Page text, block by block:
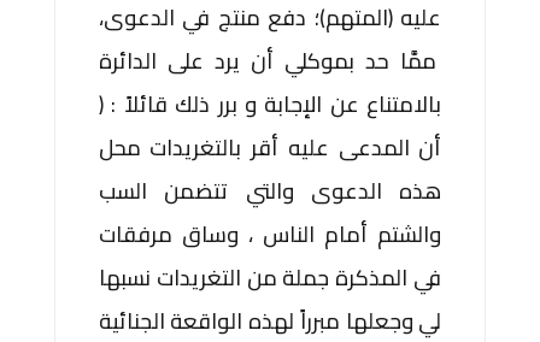
عليه (المتهم)؛ دفع منتج في الدعوى،
ممَّا حد بموكلي أن يرد على الدائرة
بالامتناع عن الإجابة و برر ذلك قائلاً : (
أن المدعى عليه أقر بالتغريدات محل
هذه الدعوى والتي تتضمن السب
والشتم أمام الناس ، وساق مرفقات
في المذكرة جملة من التغريدات نسبها
لي وجعلها مبرراً لهذه الواقعة الجنائية